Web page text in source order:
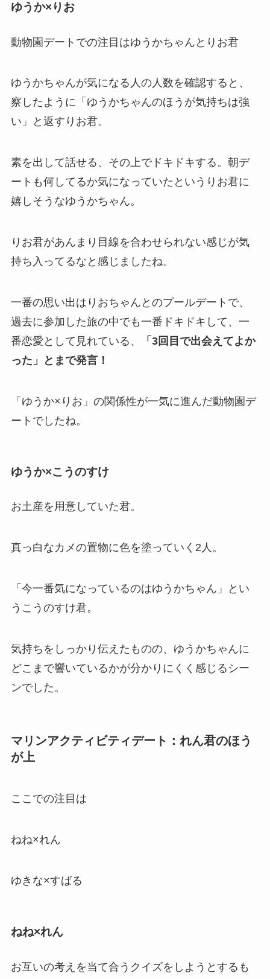
ゆうか×りお
動物園デートでの注目はゆうかちゃんとりお君
ゆうかちゃんが気になる人の人数を確認すると、
察したように「ゆうかちゃんのほうが気持ちは強
い」と返すりお君。
素を出して話せる、その上でドキドキする。朝デ
ートも何してるか気になっていたというりお君に
嬉しそうなゆうかちゃん。
りお君があんまり目線を合わせられない感じが気
持ち入ってるなと感じましたね。
一番の思い出はりおちゃんとのプールデートで、
過去に参加した旅の中でも一番ドキドキして、一
番恋愛として見れている、
「3回目で出会えてよか
った」とまで発言！
「ゆうか×りお」の関係性が一気に進んだ動物園デ
ートでしたね。
ゆうか×こうのすけ
お土産を用意していた君。
真っ白なカメの置物に色を塗っていく2人。
「今一番気になっているのはゆうかちゃん」とい
うこうのすけ君。
気持ちをしっかり伝えたものの、ゆうかちゃんに
どこまで響いているかが分かりにくく感じるシー
ンでした。
マリンアクティビティデート：れん君のほう
が上
ここでの注目は
ねね×れん
ゆきな×すばる
ねね×れん
お互いの考えを当て合うクイズをしようとするも